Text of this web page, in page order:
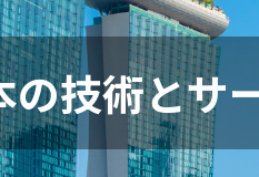
の技術とサ